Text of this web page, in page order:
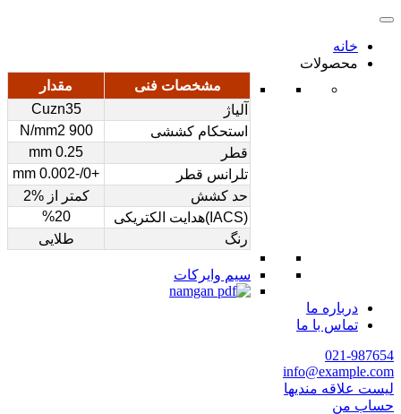
خانه
محصولات
مشخصات فنی
مقدار
آلیاژ
Cuzn35
استحکام کششی
900 N/mm2
قطر
0.25 mm
تلرانس قطر
+0/-0.002 mm
حد کشش
کمتر از %2
(IACS)هدایت الکتریکی
%20
رنگ
طلایی
سیم وایرکات
درباره ما
تماس با ما
021-987654
info@example.com
لیست علاقه مندیها
حساب من